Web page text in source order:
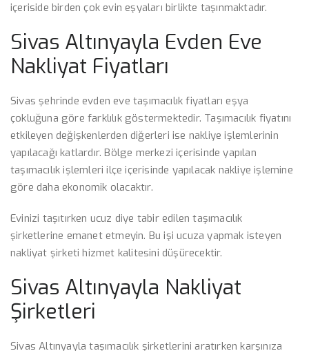
içeriside birden çok evin eşyaları birlikte taşınmaktadır.
Sivas Altınyayla Evden Eve
Nakliyat Fiyatları
Sivas şehrinde evden eve taşımacılık fiyatları eşya
çokluğuna göre farklılık göstermektedir. Taşımacılık fiyatını
etkileyen değişkenlerden diğerleri ise nakliye işlemlerinin
yapılacağı katlardır. Bölge merkezi içerisinde yapılan
taşımacılık işlemleri ilçe içerisinde yapılacak nakliye işlemine
göre daha ekonomik olacaktır.
Evinizi taşıtırken ucuz diye tabir edilen taşımacılık
şirketlerine emanet etmeyin. Bu işi ucuza yapmak isteyen
nakliyat şirketi hizmet kalitesini düşürecektir.
Sivas Altınyayla Nakliyat
Şirketleri
Sivas Altınyayla taşımacılık şirketlerini aratırken karşınıza